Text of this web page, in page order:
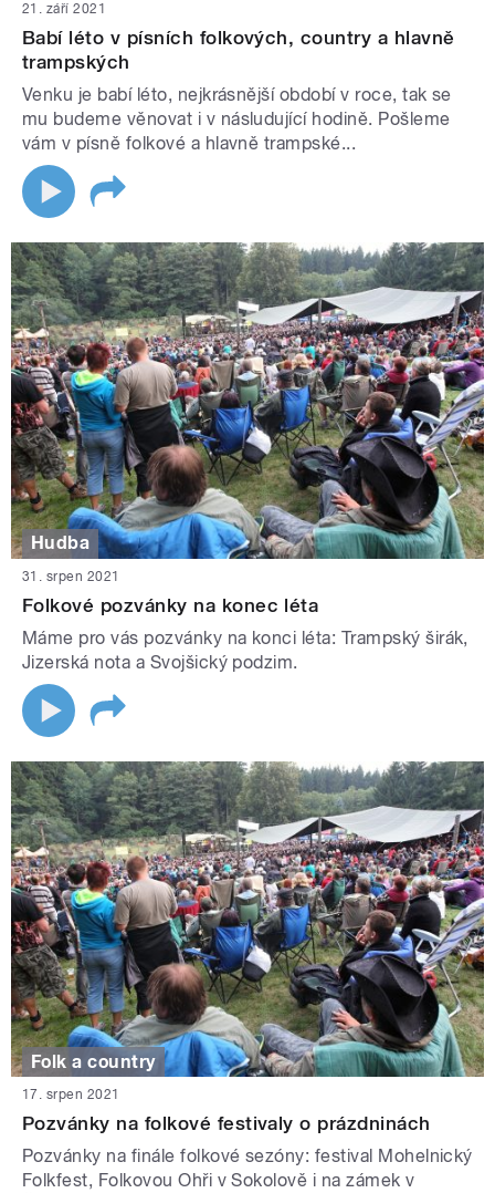
21. září 2021
Babí léto v písních folkových, country a hlavně
trampských
Venku je babí léto, nejkrásnější období v roce, tak se
mu budeme věnovat i v násludující hodině. Pošleme
vám v písně folkové a hlavně trampské...
Hudba
31. srpen 2021
Folkové pozvánky na konec léta
Máme pro vás pozvánky na konci léta: Trampský širák,
Jizerská nota a Svojšický podzim.
Folk a country
17. srpen 2021
Pozvánky na folkové festivaly o prázdninách
Pozvánky na finále folkové sezóny: festival Mohelnický
Folkfest, Folkovou Ohři v Sokolově i na zámek v